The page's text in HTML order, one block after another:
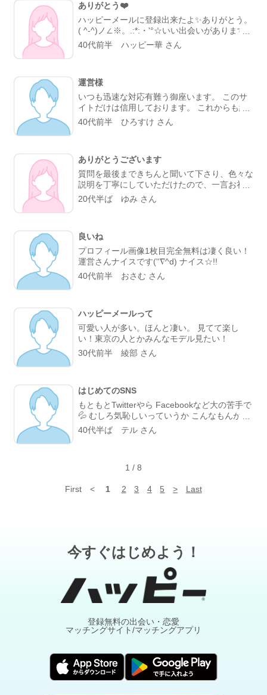
ありがとう❤️
ハッピーメールに登録出来たよ✨ありがとう。
( ^-^)ノ∠※。.:*:・'°☆いい出会いがあります
ように。🍓
40代前半 ハッピー華 さん
運営様
いつも迅速な対応有難う御座います。 このサ
イトだけは信用しております。 これからも続
けていって下さい。
40代前半 ひろすけ さん
ありがとうございます
質問を最後まできちんと聞いて下さり、色々な
説明を丁寧にしていただけたので、一言お礼の
メールをしました。 ありがとうございまし
た。
20代半ば ゆみ さん
良いね
プロフィール画像1枚目完全無料は凄く良い！
運営さんナイスです(''∇^d) ナイス☆!!
40代前半 おさむ さん
ハッピーメールって
可愛い人が多い。ほんと凄い。 見てて楽し
い！東京の人とかみんなモデル見たい！
30代前半 綾部 さん
はじめてのSNS
もともとTwitterやら Facebookなど大の苦手で
💦 むしろ気恥しいっていうか こんなもんが世
界に 発信したいことなんかあるわけなく そこ
までして繋がりなんか 求めてもなかったけど
ろな(笑) 斜め上からみてた出会い系サイト と
利用すれば こんなに楽しい場所はないな がん
40代半ば テル さん
1 / 8
First < 1 2 3 4 5 > Last
今すぐはじめよう！
登録無料の出会い・恋愛
マッチングサイト/マッチングアプリ